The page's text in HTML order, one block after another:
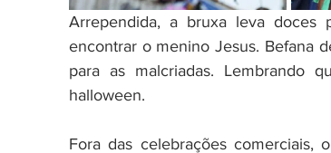
Arrependida, a bruxa leva doces
encontrar o menino Jesus. Befana
para as malcriadas. Lembrando
halloween.
Fora das celebrações comerciais,